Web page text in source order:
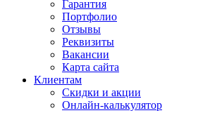
Гарантия
Портфолио
Отзывы
Реквизиты
Вакансии
Карта сайта
Клиентам
Скидки и акции
Онлайн-калькулятор